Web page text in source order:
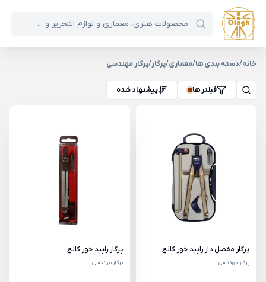
خانه/دسته بندی ها/معماری/پرگار/پرگار مهندسی
فیلتر ها پیشنهاد شده
پرگار مفصل دار راپید خور کالج
پرگار مهندسی
پرگار راپید خور کالج
پرگار مهندسی